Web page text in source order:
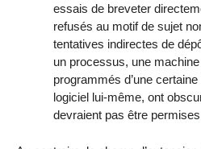
essais de breveter
refusés au motif de sujet
tentatives indirectes de
un processus, une
programmés d’une
logiciel lui-même, ont
devraient pas être permises